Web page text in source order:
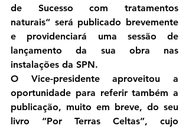
de Sucesso com tratamentos
naturais“ será publicado brevemente
e providenciará uma sessão de
lançamento da sua obra nas
instalações da SPN.
O Vice-presidente aproveitou a
oportunidade para referir também a
publicação, muito em breve, do seu
livro “Por Terras Celtas”, cujo